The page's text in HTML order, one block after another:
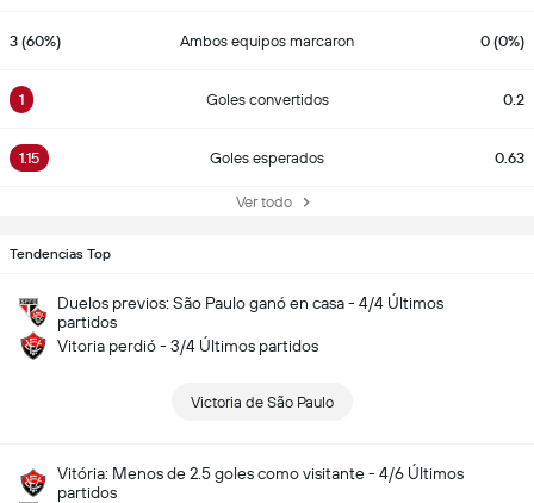
3 (60%) Ambos equipos marcaron 0 (0%)
1 Goles convertidos 0.2
1.15 Goles esperados 0.63
Ver todo
Tendencias Top
Duelos previos: São Paulo ganó en casa - 4/4 Últimos
partidos
Vitoria perdió - 3/4 Últimos partidos
Victoria de São Paulo
Vitória: Menos de 2.5 goles como visitante - 4/6 Últimos
partidos